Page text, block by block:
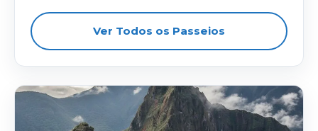
Ver Todos os Passeios